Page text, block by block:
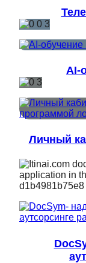
AI-
Личный